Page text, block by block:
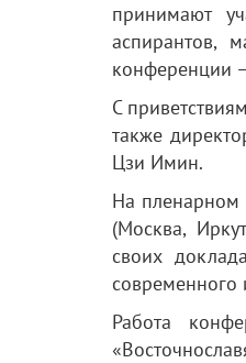
принимают
аспирантов,
конференции
С
также
Цзи Имин.
На пленарном
(Москва,
своих
современного
Работа